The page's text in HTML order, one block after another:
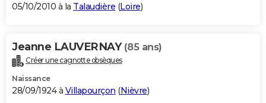
05/10/2010 à la Talaudière (Loire)
Jeanne LAUVERNAY (85 ans)
Créer une cagnotte obsèques
Naissance
28/09/1924 à Villapourçon (Nièvre)